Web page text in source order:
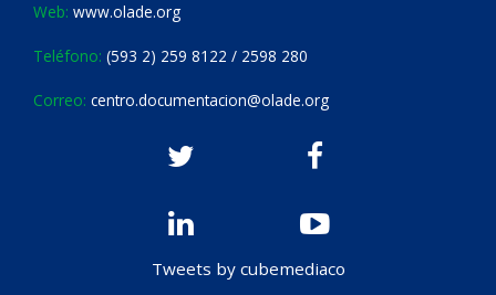
Web: www.olade.org
Teléfono: (593 2) 259 8122 / 2598 280
Correo: centro.documentacion@olade.org
Tweets by cubemediaco